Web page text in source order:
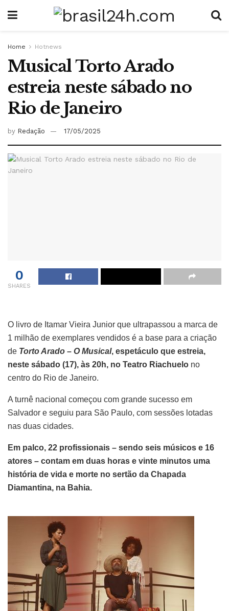
Home Hotnews
Musical Torto Arado
estreia neste sábado no
Rio de Janeiro
by Redação 17/05/2025
0
SHARES
O livro de Itamar Vieira Junior que ultrapassou a marca de
1 milhão de exemplares vendidos é a base para a criação
de Torto Arado – O Musical, espetáculo que estreia,
neste sábado (17), às 20h, no Teatro Riachuelo no
centro do Rio de Janeiro.
A turnê nacional começou com grande sucesso em
Salvador e seguiu para São Paulo, com sessões lotadas
nas duas cidades.
Em palco, 22 profissionais – sendo seis músicos e 16
atores – contam em duas horas e vinte minutos uma
história de vida e morte no sertão da Chapada
Diamantina, na Bahia.